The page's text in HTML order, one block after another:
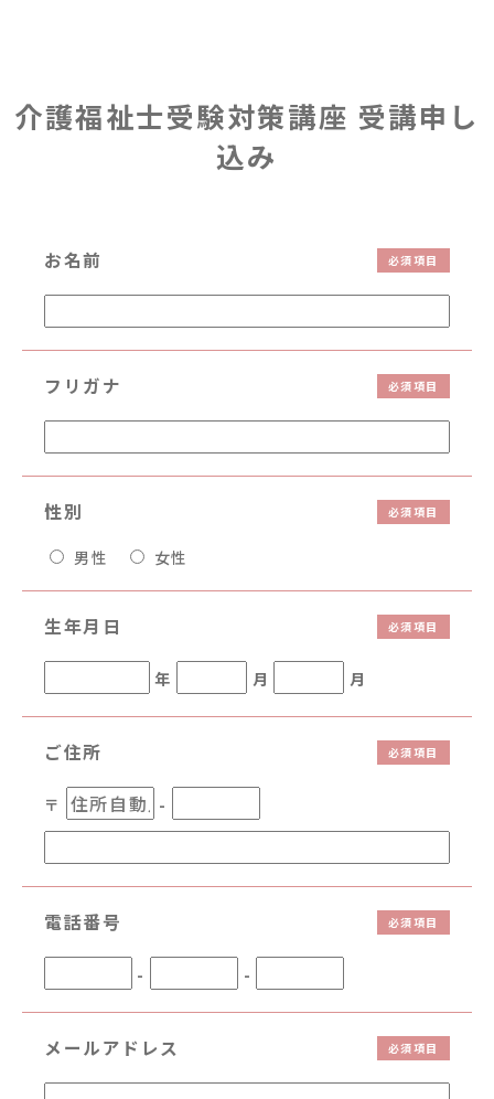
介護福祉士受験対策講座 受講申し
込み
お名前
フリガナ
性別
男性 女性
生年月日
年 月 月
ご住所
〒 -
電話番号
- -
メールアドレス